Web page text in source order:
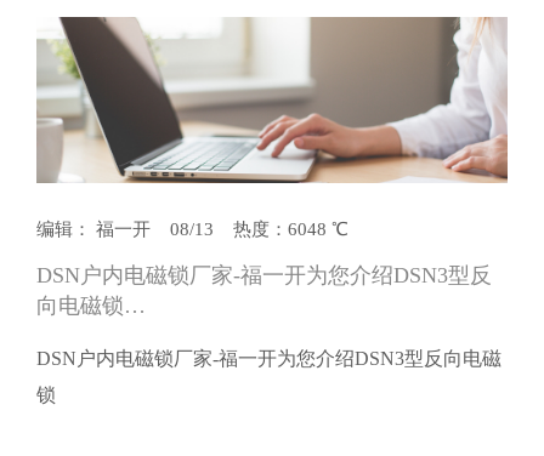
编辑： 福一开 08/13 热度：6048 ℃
DSN户内电磁锁厂家-福一开为您介绍DSN3型反
向电磁锁…
DSN户内电磁锁厂家-福一开为您介绍DSN3型反向电磁
锁